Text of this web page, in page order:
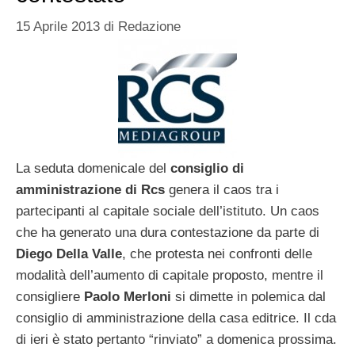
15 Aprile 2013 di Redazione
La seduta domenicale del consiglio di
amministrazione di Rcs genera il caos tra i
partecipanti al capitale sociale dell’istituto. Un caos
che ha generato una dura contestazione da parte di
Diego Della Valle, che protesta nei confronti delle
modalità dell’aumento di capitale proposto, mentre il
consigliere Paolo Merloni si dimette in polemica dal
consiglio di amministrazione della casa editrice. Il cda
di ieri è stato pertanto “rinviato” a domenica prossima.